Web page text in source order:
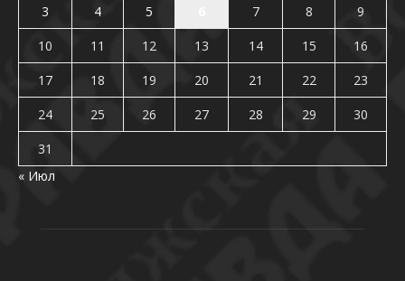
3
4 5 7 8
9
10
11 12 13 14 15
16
17
18 19 20 21 22
23
24
25 26 27 28 29
30
31
« Июл